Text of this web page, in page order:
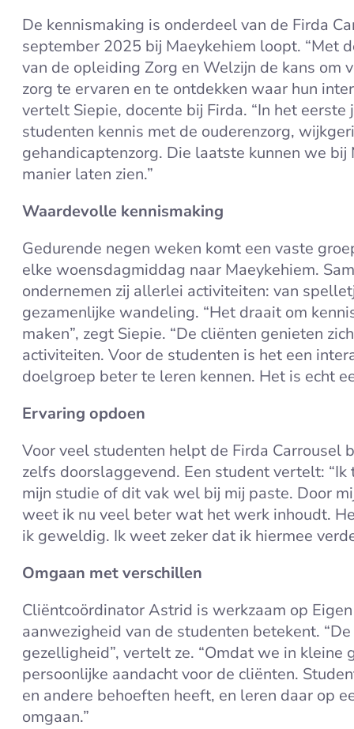
De kennismaking is onderdeel van de Firda
september 2025 bij Maeykehiem loopt. “Met
van de opleiding Zorg en Welzijn de kans om
zorg te ervaren en te ontdekken waar hun
vertelt Siepie, docente bij Firda. “In het
studenten kennis met de ouderenzorg,
gehandicaptenzorg. Die laatste kunnen we bij
manier laten zien.”
Waardevolle kennismaking
Gedurende negen weken komt een vaste
elke woensdagmiddag naar Maeykehiem.
ondernemen zij allerlei activiteiten: van
gezamenlijke wandeling. “Het draait om
maken”, zegt Siepie. “De cliënten genieten
activiteiten. Voor de studenten is het een
doelgroep beter te leren kennen. Het is echt
Ervaring opdoen
Voor veel studenten helpt de Firda Carrousel
zelfs doorslaggevend. Een student vertelt:
mijn studie of dit vak wel bij mij paste. Door
weet ik nu veel beter wat het werk inhoudt.
ik geweldig. Ik weet zeker dat ik hiermee
Omgaan met verschillen
Cliëntcoördinator Astrid is werkzaam op
aanwezigheid van de studenten betekent.
gezelligheid”, vertelt ze. “Omdat we in kleine
persoonlijke aandacht voor de cliënten.
en andere behoeften heeft, en leren daar op
omgaan.”